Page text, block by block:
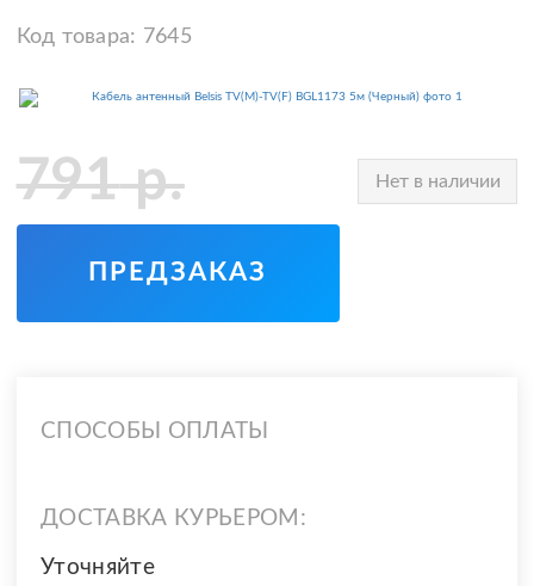
Код товара: 7645
791р. Нет в наличии
ПРЕДЗАКАЗ
СПОСОБЫ ОПЛАТЫ
ДОСТАВКА КУРЬЕРОМ:
Уточняйте